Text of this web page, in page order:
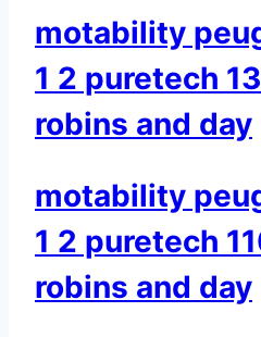
motability
1 2 puretech
robins and day
motability
1 2 puretech
robins and day